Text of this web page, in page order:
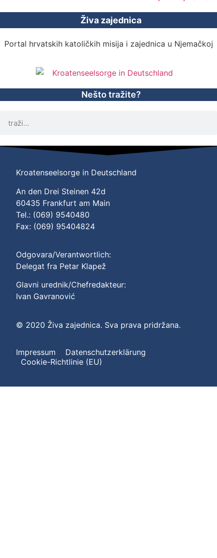
Živa zajednica
Portal hrvatskih katoličkih misija i zajednica u Njemačkoj
Nešto tražite?
Kroatenseelsorge in Deutschland
An den Drei Steinen 42d
60435 Frankfurt am Main
Tel.: (069) 9540480
Fax: (069) 95404824
Odgovara/Verantwortlich:
Delegat fra Petar Klapež
Glavni urednik/Chefredakteur:
Ivan Gavranović
© 2020 Živa zajednica. Sva prava pridržana.
Impressum
Datenschutzerklärung
Cookie-Richtlinie (EU)